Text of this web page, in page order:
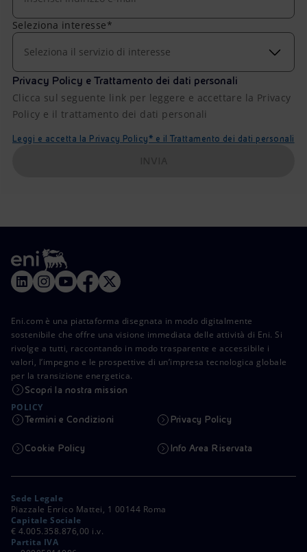
Seleziona interesse*
Seleziona il servizio di interesse
Privacy Policy e Trattamento dei dati personali
Clicca sul seguente link per leggere e accettare la Privacy
Policy e il trattamento dei dati personali
Leggi e accetta la Privacy Policy* e il Trattamento dei dati personali
Eni.com è una piattaforma disegnata in modo digitalmente
sostenibile che offre una visione immediata delle attività di Eni. Si
rivolge a tutti, raccontando in modo trasparente e accessibile i
valori, l’impegno e le prospettive di un’impresa tecnologica globale
per la transizione energetica.
Scopri la nostra mission
POLICY
Termini e Condizioni Privacy Policy
Cookie Policy Info Area Riservata
Sede Legale
Piazzale Enrico Mattei, 1 00144 Roma
Capitale Sociale
€ 4.005.358.876,00 i.v.
Partita IVA